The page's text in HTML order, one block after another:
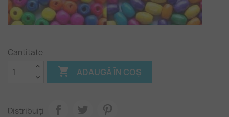
Cantitate
 ADAUGĂ ÎN COȘ
Distribuiți